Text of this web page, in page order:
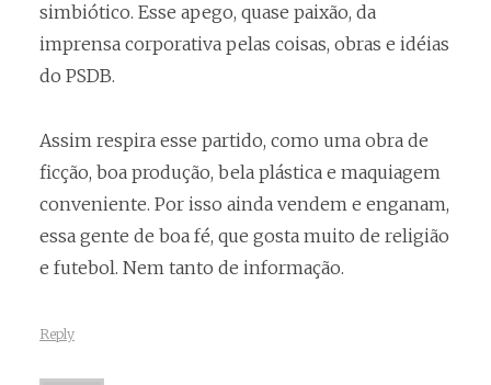
simbiótico. Esse apego, quase paixão, da
imprensa corporativa pelas coisas, obras e idéias
do PSDB.
Assim respira esse partido, como uma obra de
ficção, boa produção, bela plástica e maquiagem
conveniente. Por isso ainda vendem e enganam,
essa gente de boa fé, que gosta muito de religião
e futebol. Nem tanto de informação.
Reply